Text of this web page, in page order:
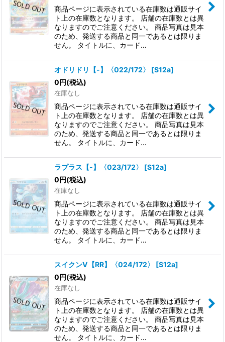
商品ページに表示されている在庫数は通販サイ
ト上の在庫数となります。 店舗の在庫数とは異
なりますのでご注意ください。 商品写真は見本
のため、発送する商品と同一であるとは限りま
せん。 タイトルに、カード…
オドリドリ【-】〈022/172〉 [S12a]
0円(税込)
在庫なし
商品ページに表示されている在庫数は通販サイ
ト上の在庫数となります。 店舗の在庫数とは異
なりますのでご注意ください。 商品写真は見本
のため、発送する商品と同一であるとは限りま
せん。 タイトルに、カード…
ラプラス【-】〈023/172〉 [S12a]
0円(税込)
在庫なし
商品ページに表示されている在庫数は通販サイ
ト上の在庫数となります。 店舗の在庫数とは異
なりますのでご注意ください。 商品写真は見本
のため、発送する商品と同一であるとは限りま
せん。 タイトルに、カード…
スイクンV【RR】〈024/172〉 [S12a]
0円(税込)
在庫なし
商品ページに表示されている在庫数は通販サイ
ト上の在庫数となります。 店舗の在庫数とは異
なりますのでご注意ください。 商品写真は見本
のため、発送する商品と同一であるとは限りま
せん。 タイトルに、カード…